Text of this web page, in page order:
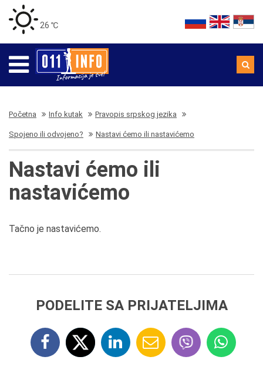
26 ℃
Početna Info kutak Pravopis srpskog jezika
Spojeno ili odvojeno? Nastavi ćemo ili nastavićemo
Nastavi ćemo ili
nastavićemo
Tačno je nastavićemo.
PODELITE SA PRIJATELJIMA